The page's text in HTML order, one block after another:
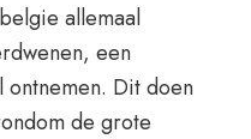
allemaal
een
Dit doen
de grote